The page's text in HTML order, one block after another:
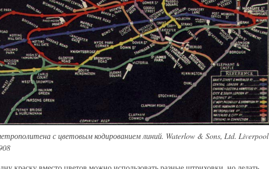
с цветовым кодированием линий. Waterlow & Sons, Ltd. Liverpool